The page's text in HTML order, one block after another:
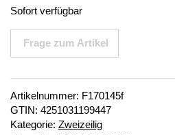
Sofort verfügbar
Frage zum Artikel
Artikelnummer: F170145f
GTIN: 4251031199447
Kategorie: Zweizeilig